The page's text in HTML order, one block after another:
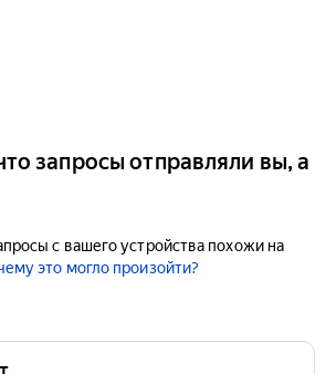
запросы отправляли вы, а
с вашего устройства похожи на
это могло произойти?